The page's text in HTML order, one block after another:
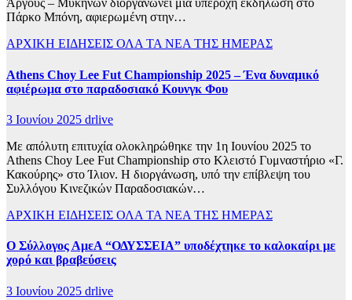
Άργους – Μυκηνών διοργανώνει μια υπέροχη εκδήλωση στο
Πάρκο Μπόνη, αφιερωμένη στην…
ΑΡΧΙΚΗ ΕΙΔΗΣΕΙΣ ΟΛΑ ΤΑ ΝΕΑ ΤΗΣ ΗΜΕΡΑΣ
Athens Choy Lee Fut Championship 2025 – Ένα δυναμικό
αφιέρωμα στο παραδοσιακό Κουνγκ Φου
3 Ιουνίου 2025 drlive
Με απόλυτη επιτυχία ολοκληρώθηκε την 1η Ιουνίου 2025 το
Athens Choy Lee Fut Championship στο Κλειστό Γυμναστήριο «Γ.
Κακούρης» στο Ίλιον. Η διοργάνωση, υπό την επίβλεψη του
Συλλόγου Κινεζικών Παραδοσιακών…
ΑΡΧΙΚΗ ΕΙΔΗΣΕΙΣ ΟΛΑ ΤΑ ΝΕΑ ΤΗΣ ΗΜΕΡΑΣ
Ο Σύλλογος ΑμεΑ “ΟΔΥΣΣΕΙΑ” υποδέχτηκε το καλοκαίρι με
χορό και βραβεύσεις
3 Ιουνίου 2025 drlive